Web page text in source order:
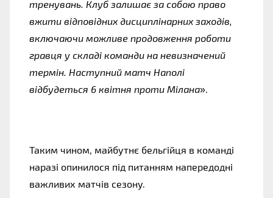
тренувань. Клуб залишає за собою право
вжити відповідних дисциплінарних заходів,
включаючи можливе продовження роботи
гравця у складі команди на невизначений
термін. Наступний матч Наполі
відбудеться 6 квітня проти Мілана».
Таким чином, майбутнє бельгійця в команді
наразі опинилося під питанням напередодні
важливих матчів сезону.